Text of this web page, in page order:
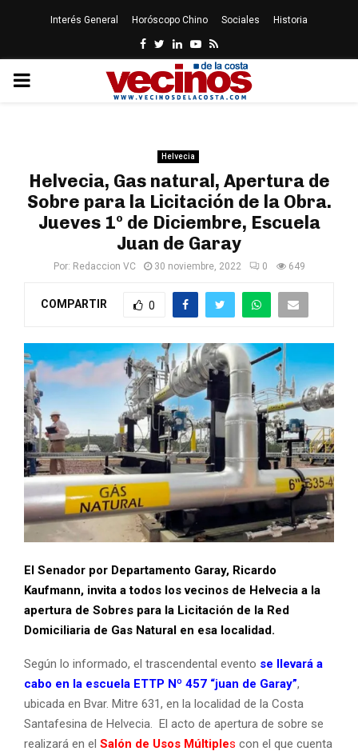
Interés General Horóscopo Chino Sociales Historia
Facebook
Twitter
LinkedinYoutube
Rss
PRIMARY
Helvecia
Helvecia, Gas natural, Apertura de
Sobre para la Licitación de la Obra.
Jueves 1º de Diciembre, Escuela
Juan de Garay
Por: Redaccion VC 30 noviembre, 2022 0 649
COMPARTIR 0
El Senador por Departamento Garay, Ricardo
Kaufmann, invita a todos los vecinos de Helvecia a la
apertura de Sobres para la Licitación de la Red
Domiciliaria de Gas Natural en esa localidad.
Según lo informado, el trascendental evento se llevará a
cabo en la escuela ETTP Nº 457 “juan de Garay”,
ubicada en Bvar. Mitre 631, en la localidad de la Costa
Santafesina de Helvecia. El acto de apertura de sobre se
realizará en el Salón de Usos Múltiples con el que cuenta